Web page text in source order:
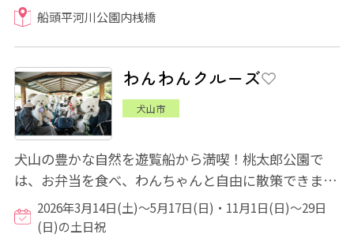
船頭平河川公園内桟橋
わんわんクルーズ
犬山市
犬山の豊かな自然を遊覧船から満喫！桃太郎公園で
は、お弁当を食べ、わんちゃんと自由に散策できま
す！帰りは犬山城を船から殿様になった気分でお...
2026年3月14日(土)～5月17日(日)・11月1日(日)～29日
(日)の土日祝